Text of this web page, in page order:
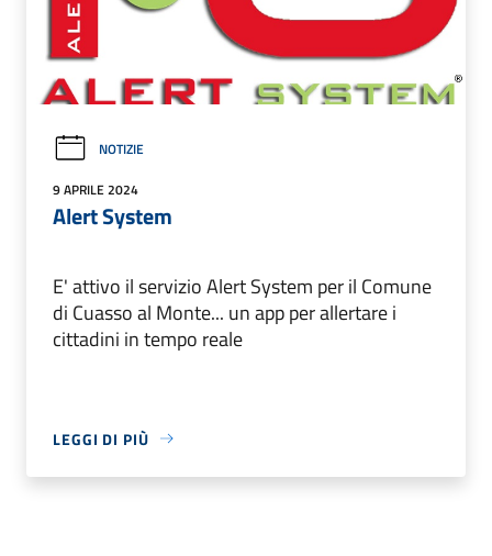
NOTIZIE
9 APRILE 2024
Alert System
E' attivo il servizio Alert System per il Comune
di Cuasso al Monte... un app per allertare i
cittadini in tempo reale
LEGGI DI PIÙ